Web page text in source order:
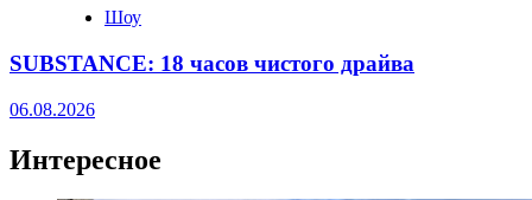
Шоу
SUBSTANCE: 18 часов чистого драйва
06.08.2026
Интересное